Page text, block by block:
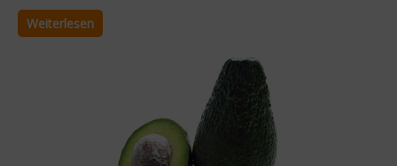
Weiterlesen